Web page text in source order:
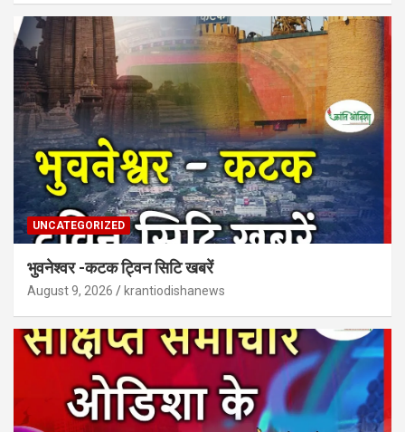
UNCATEGORIZED
भुवनेश्वर -कटक ट्विन सिटि खबरें
August 9, 2026 krantiodishanews